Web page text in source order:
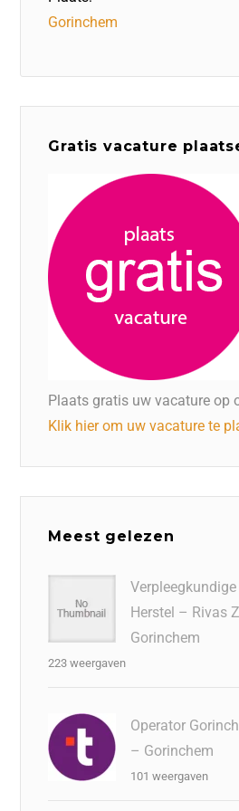
Gorinchem
Gratis vacature
Plaats gratis uw vacature op
Klik hier om uw vacature te
Meest gelezen
Herstel – Rivas
Gorinchem
223 weergaven
Operator
– Gorinchem
101 weergaven